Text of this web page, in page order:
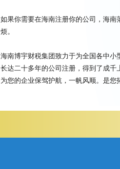
如果你需要在海南注册你的公司，海
烦。
海南博宇财税集团致力于为全国各中
长达二十多年的公司注册，得到了成
为您的企业保驾护航，一帆风顺。是您